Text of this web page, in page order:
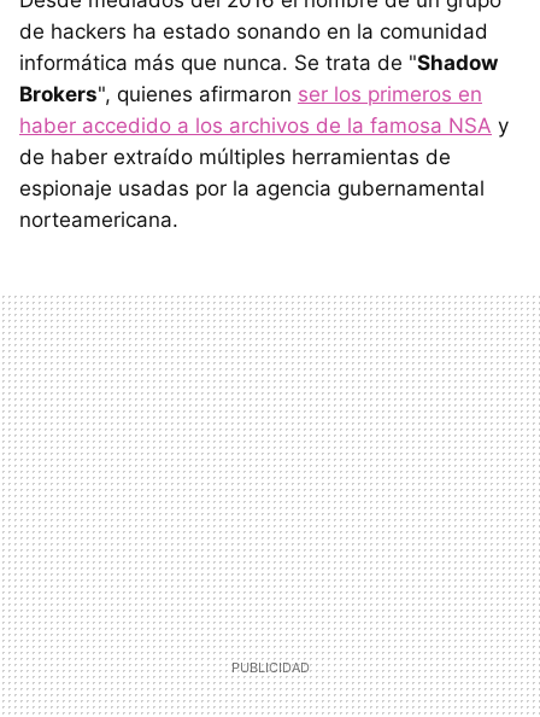
de hackers ha estado sonando en la comunidad
informática más que nunca. Se trata de "Shadow
Brokers", quienes afirmaron ser los primeros en
haber accedido a los archivos de la famosa NSA y
de haber extraído múltiples herramientas de
espionaje usadas por la agencia gubernamental
norteamericana.